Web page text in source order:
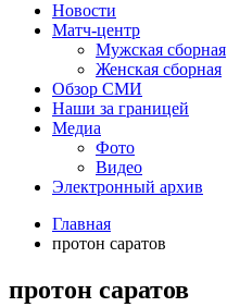
Новости
Матч-центр
Мужская сборная
Женская сборная
Обзор СМИ
Наши за границей
Медиа
Фото
Видео
Электронный архив
Главная
протон саратов
протон саратов